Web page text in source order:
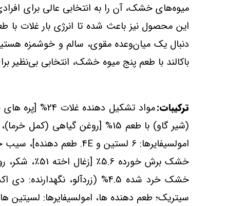
میوه‌های خشک، آن را به انتخابی عالی برای
این محصول نیز باعث شده تا انرژی بار غلات با
دنبال یک میان‌وعده مقوی، سالم و خوشمزه
باکالند با طعم پنج میوه خشک، انتخابی بی‌نظیر
ترکیبات:
امولسیفایرها: 6 لستین و
E
خشک خرد شده 4.5% (زردآلو،
سیتریک؛ طعم دهنده ها، امولسیفایرها: لسیتین